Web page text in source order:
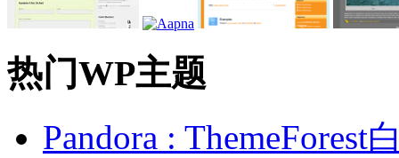
热门WP主题
Pandora : ThemeForest